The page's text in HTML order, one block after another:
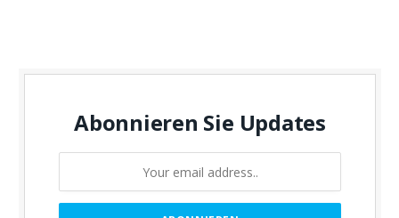
Abonnieren Sie Updates